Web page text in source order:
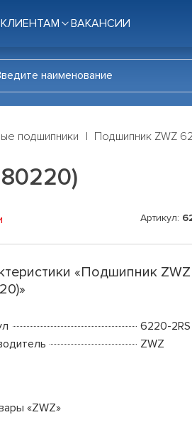
КЛИЕНТАМ ВАКАНСИИ
подшипники Подшипник ZWZ
Артикул:
«Подшипник
6220-
ZWZ
«ZWZ»